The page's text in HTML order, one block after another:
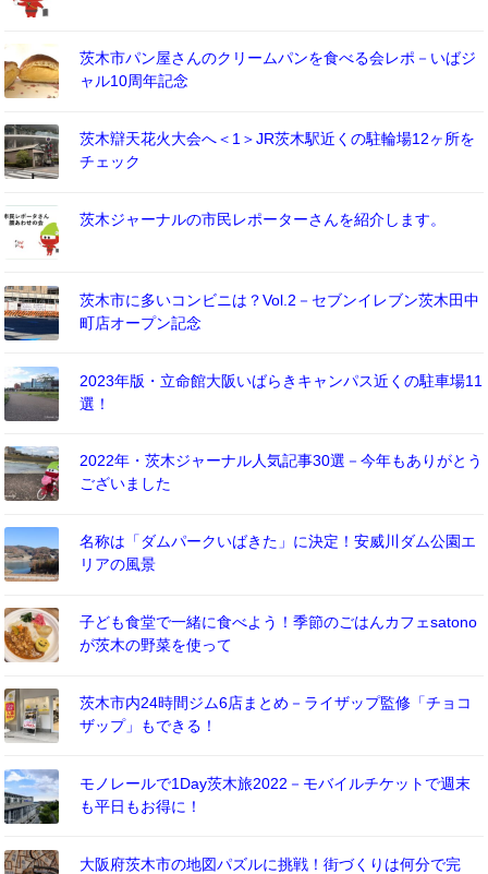
茨木市パン屋さんのクリームパンを食べる会レポ－いばジ
ャル10周年記念
茨木辯天花火大会へ＜1＞JR茨木駅近くの駐輪場12ヶ所を
チェック
茨木ジャーナルの市民レポーターさんを紹介します。
茨木市に多いコンビニは？Vol.2－セブンイレブン茨木田中
町店オープン記念
2023年版・立命館大阪いばらきキャンパス近くの駐車場11
選！
2022年・茨木ジャーナル人気記事30選－今年もありがとう
ございました
名称は「ダムパークいばきた」に決定！安威川ダム公園エ
リアの風景
子ども食堂で一緒に食べよう！季節のごはんカフェsatono
が茨木の野菜を使って
茨木市内24時間ジム6店まとめ－ライザップ監修「チョコ
ザップ」もできる！
モノレールで1Day茨木旅2022－モバイルチケットで週末
も平日もお得に！
大阪府茨木市の地図パズルに挑戦！街づくりは何分で完